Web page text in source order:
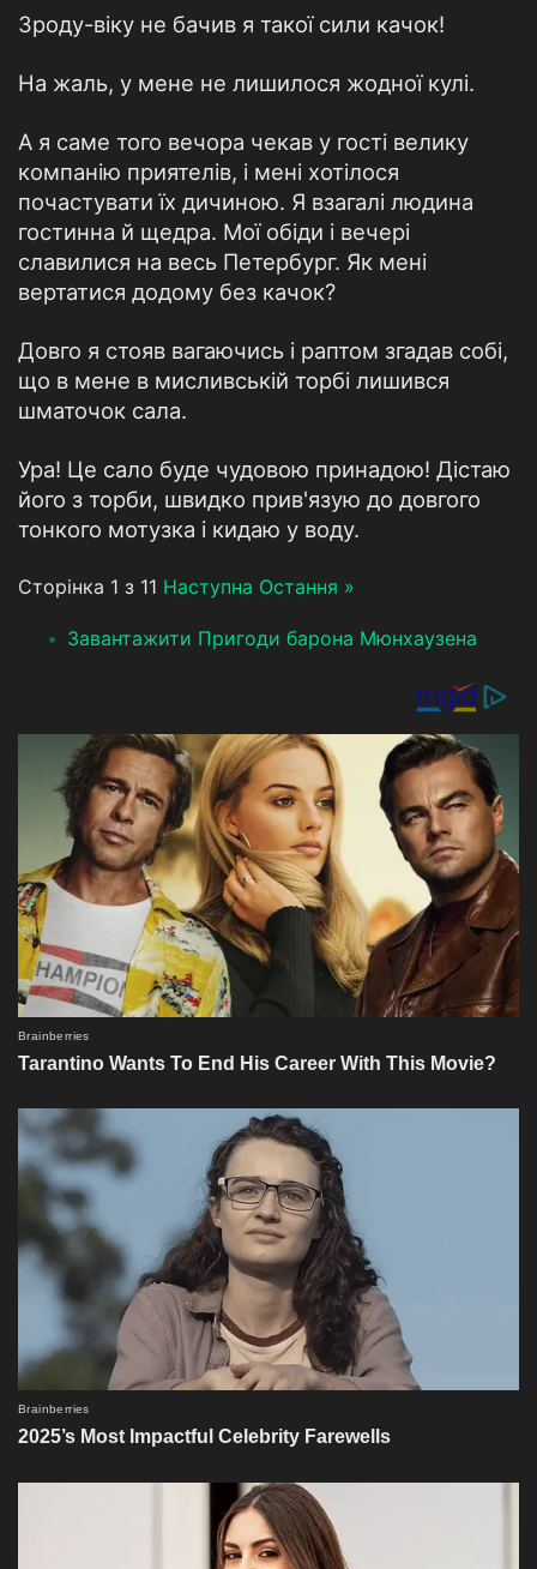
Зроду-віку не бачив я такої сили качок!
На жаль, у мене не лишилося жодної кулі.
А я саме того вечора чекав у гості велику
компанію приятелів, і мені хотілося
почастувати їх дичиною. Я взагалі людина
гостинна й щедра. Мої обіди і вечері
славилися на весь Петербург. Як мені
вертатися додому без качок?
Довго я стояв вагаючись і раптом згадав собі,
що в мене в мисливській торбі лишився
шматочок сала.
Ура! Це сало буде чудовою принадою! Дістаю
його з торби, швидко прив'язую до довгого
тонкого мотузка і кидаю у воду.
Сторінка 1 з 11 Наступна Остання »
Завантажити Пригоди барона Мюнхаузена